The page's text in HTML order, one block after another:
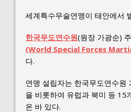
세계특수무술연맹이 태안에서
한국무도연수원(원장 가광순)
(World Special Forces
다.
연맹 설립자는 한국무도연수원
을 비롯하여 유럽과 북미 등 15
온 바 있다.